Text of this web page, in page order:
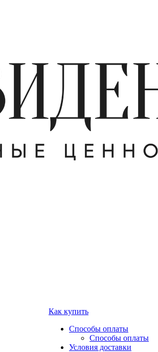
Как купить
Способы оплаты
Способы оплаты
Условия доставки